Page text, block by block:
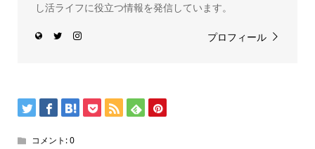
し活ライフに役立つ情報を発信しています。
プロフィール
コメント:0